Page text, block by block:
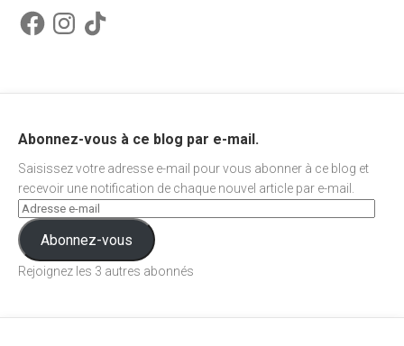
FacebookInstagram
TikTok
Abonnez-vous à ce blog par e-mail.
Saisissez votre adresse e-mail pour vous abonner à ce blog et
recevoir une notification de chaque nouvel article par e-mail.
Abonnez-vous
Rejoignez les 3 autres abonnés